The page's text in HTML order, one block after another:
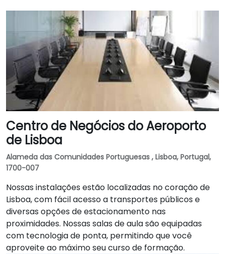
Centro de Negócios do Aeroporto
de Lisboa
Alameda das Comunidades Portuguesas , Lisboa, Portugal,
1700-007
Nossas instalações estão localizadas no coração de
Lisboa, com fácil acesso a transportes públicos e
diversas opções de estacionamento nas
proximidades. Nossas salas de aula são equipadas
com tecnologia de ponta, permitindo que você
aproveite ao máximo seu curso de formação.